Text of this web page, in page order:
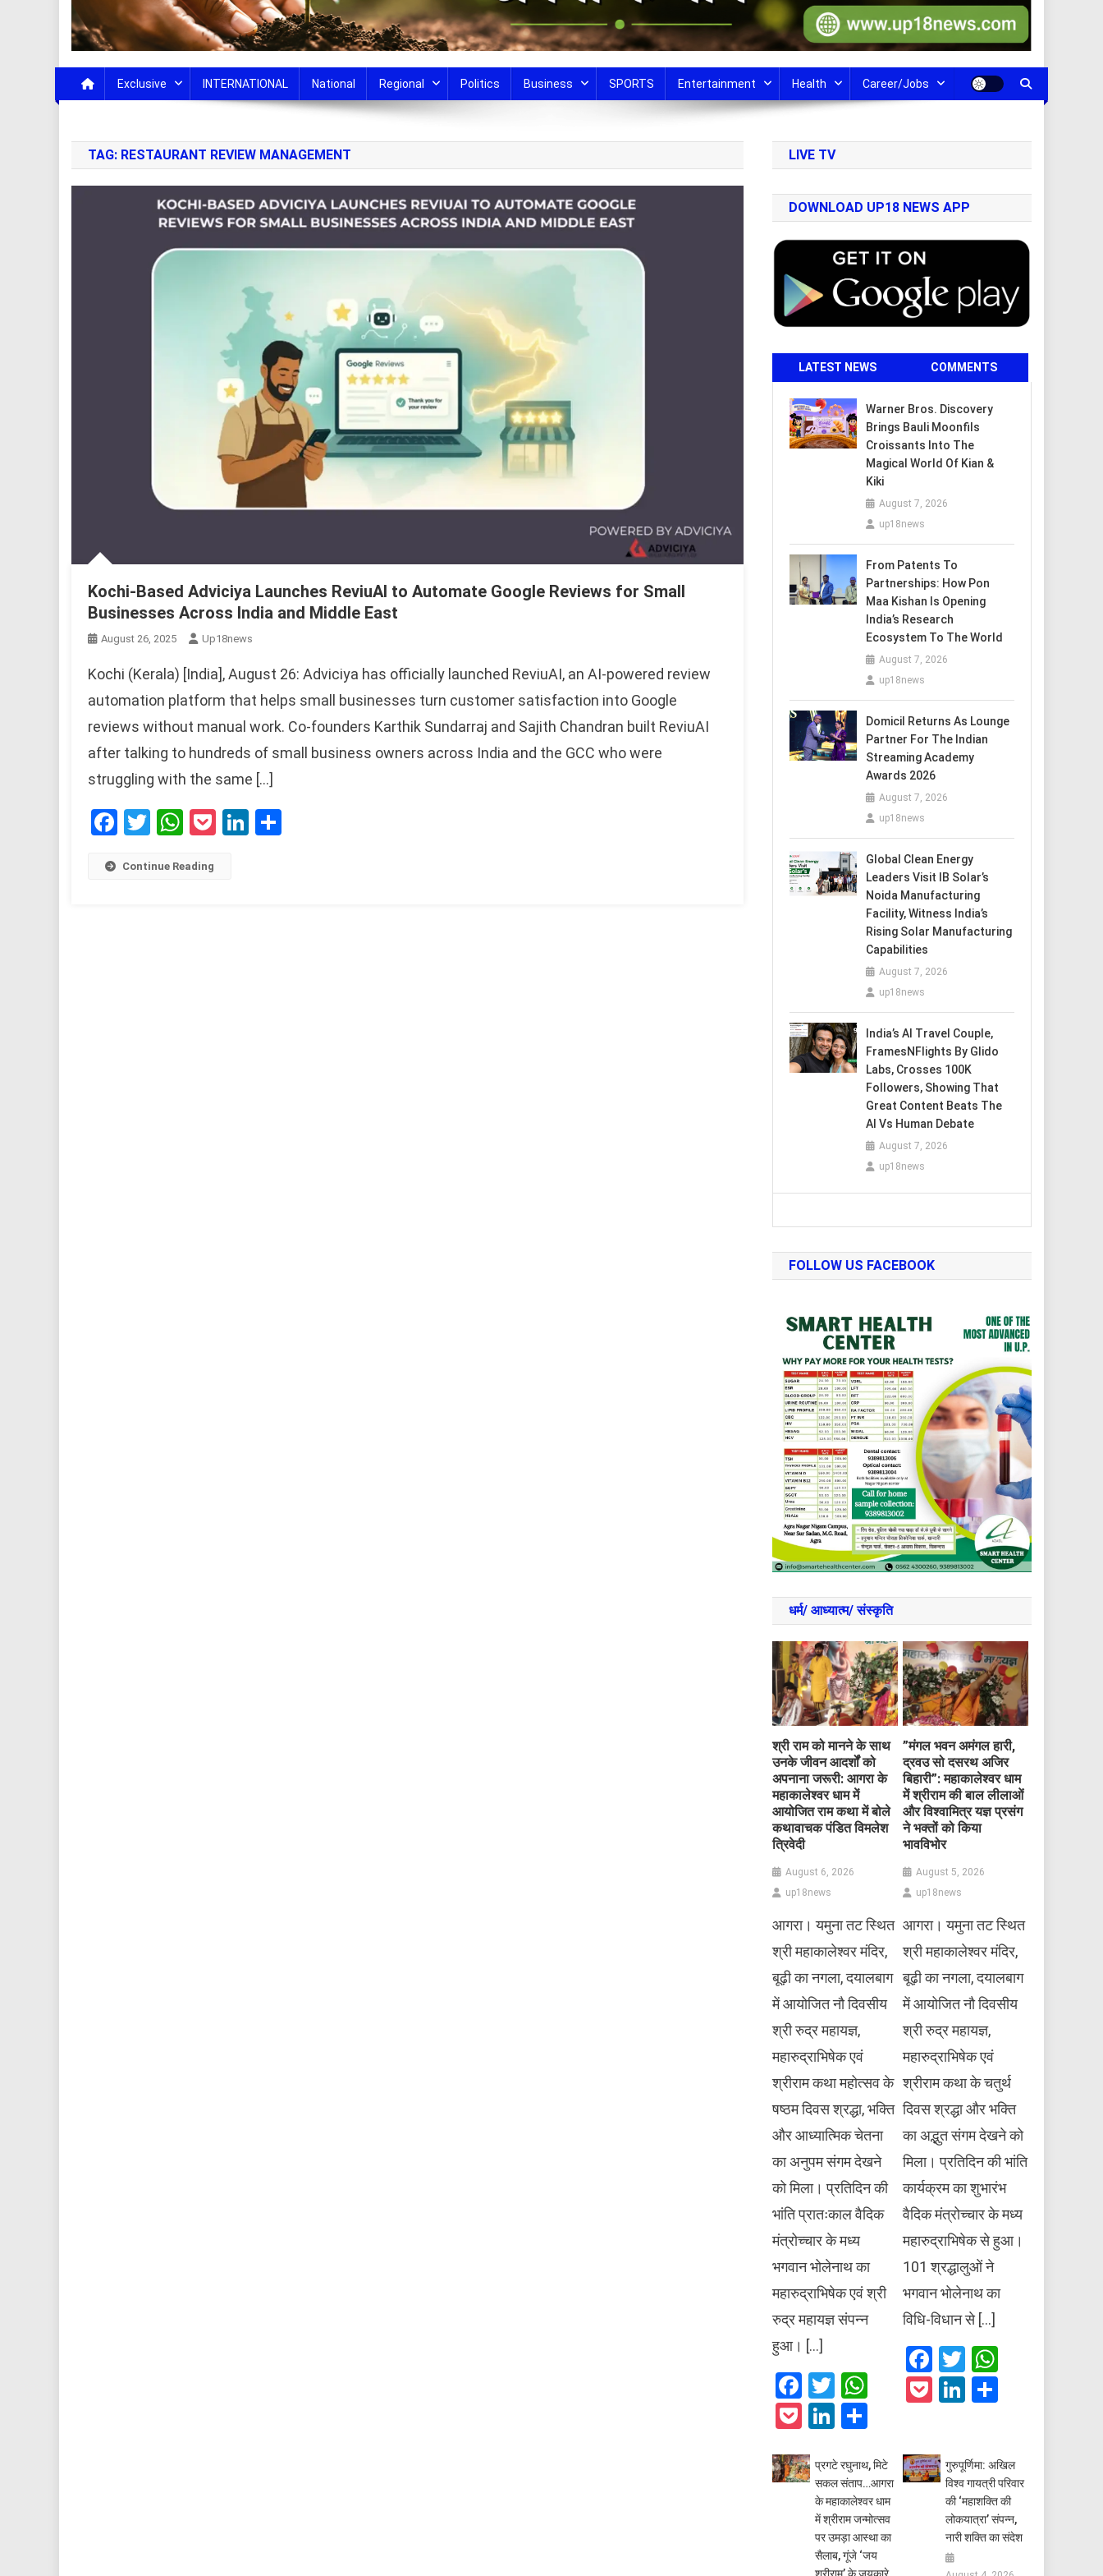
Exclusive INTERNATIONAL National Regional Politics Business SPORTS Entertainment Health Career/Jobs
TAG: RESTAURANT REVIEW MANAGEMENT
Kochi-Based Adviciya Launches ReviuAI to Automate Google Reviews for Small
Businesses Across India and Middle East
August 26, 2025 Up18news
Kochi (Kerala) [India], August 26: Adviciya has officially launched ReviuAI, an AI-powered review
automation platform that helps small businesses turn customer satisfaction into Google
reviews without manual work. Co-founders Karthik Sundarraj and Sajith Chandran built ReviuAI
after talking to hundreds of small business owners across India and the GCC who were
struggling with the same […]
Facebook
Twitter
WhatsApp
PocketLinkedIn
Continue Reading
LIVE TV
DOWNLOAD UP18 NEWS APP
LATEST NEWS COMMENTS
Warner Bros. Discovery
Brings Bauli Moonfils
Croissants Into The
Magical World Of Kian &
Kiki
August 7, 2026
up18news
From Patents To
Partnerships: How Pon
Maa Kishan Is Opening
India’s Research
Ecosystem To The World
August 7, 2026
up18news
Domicil Returns As Lounge
Partner For The Indian
Streaming Academy
Awards 2026
August 7, 2026
up18news
Global Clean Energy
Leaders Visit IB Solar’s
Noida Manufacturing
Facility, Witness India’s
Rising Solar Manufacturing
Capabilities
August 7, 2026
up18news
India’s AI Travel Couple,
FramesNFlights By Glido
Labs, Crosses 100K
Followers, Showing That
Great Content Beats The
AI Vs Human Debate
August 7, 2026
up18news
FOLLOW US FACEBOOK
धर्म/ आध्‍यात्‍म/ संस्‍कृति
​श्री राम को मानने के साथ
उनके जीवन आदर्शों को
अपनाना जरूरी: आगरा के
महाकालेश्वर धाम में
आयोजित राम कथा में बोले
कथावाचक पंडित विमलेश
त्रिवेदी
August 6, 2026
up18news
आगरा। यमुना तट स्थित
श्री महाकालेश्वर मंदिर,
बूढ़ी का नगला, दयालबाग
में आयोजित नौ दिवसीय
श्री रुद्र महायज्ञ,
महारुद्राभिषेक एवं
श्रीराम कथा महोत्सव के
षष्ठम दिवस श्रद्धा, भक्ति
और आध्यात्मिक चेतना
का अनुपम संगम देखने
को मिला। प्रतिदिन की
भांति प्रातःकाल वैदिक
मंत्रोच्चार के मध्य
भगवान भोलेनाथ का
महारुद्राभिषेक एवं श्री
रुद्र महायज्ञ संपन्न
हुआ। […]
Facebook
TwitterWhatsApp
PocketLinkedIn
​”मंगल भवन अमंगल हारी,
द्रवउ सो दसरथ अजिर
बिहारी”: महाकालेश्वर धाम
में श्रीराम की बाल लीलाओं
और विश्वामित्र यज्ञ प्रसंग
ने भक्तों को किया
भावविभोर
August 5, 2026
up18news
आगरा। यमुना तट स्थित
श्री महाकालेश्वर मंदिर,
बूढ़ी का नगला, दयालबाग
में आयोजित नौ दिवसीय
श्री रुद्र महायज्ञ,
महारुद्राभिषेक एवं
श्रीराम कथा के चतुर्थ
दिवस श्रद्धा और भक्ति
का अद्भुत संगम देखने को
मिला। प्रतिदिन की भांति
कार्यक्रम का शुभारंभ
वैदिक मंत्रोच्चार के मध्य
महारुद्राभिषेक से हुआ।
101 श्रद्धालुओं ने
भगवान भोलेनाथ का
विधि-विधान से […]
Facebook
Twitter
PocketLinkedIn
प्रगटे रघुनाथ, मिटे
सकल संताप…आगरा
के महाकालेश्वर धाम
में श्रीराम जन्मोत्सव
पर उमड़ा आस्था का
सैलाब, गूंजे ‘जय
श्रीराम’ के जयकारे
गुरुपूर्णिमा: अखिल
विश्व गायत्री परिवार
की ‘महाशक्ति की
लोकयात्रा’ संपन्न,
नारी शक्ति का संदेश